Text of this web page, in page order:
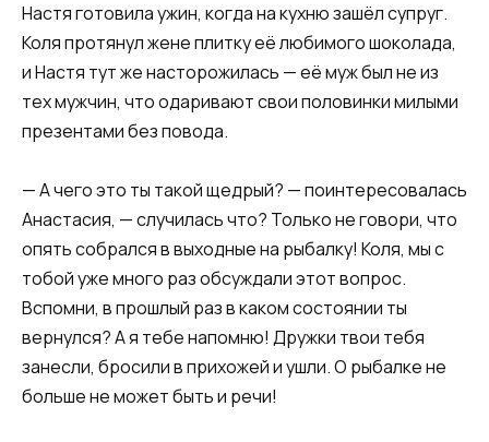
Настя готовила ужин, когда на кухню зашёл супруг.
Коля протянул жене плитку её любимого шоколада,
и Настя тут же насторожилась — её муж был не из
тех мужчин, что одаривают свои половинки милыми
презентами без повода.
— А чего это ты такой щедрый? — поинтересовалась
Анастасия, — случилась что? Только не говори, что
опять собрался в выходные на рыбалку! Коля, мы с
тобой уже много раз обсуждали этот вопрос.
Вспомни, в прошлый раз в каком состоянии ты
вернулся? А я тебе напомню! Дружки твои тебя
занесли, бросили в прихожей и ушли. О рыбалке не
больше не может быть и речи!